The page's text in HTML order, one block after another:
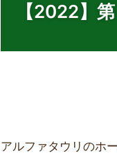
【2022】
アルファタウリのホ